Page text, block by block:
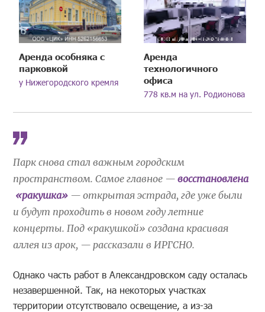
Аренда особняка с
парковкой
у Нижегородского кремля
Аренда
технологичного
офиса
778 кв.м на ул. Родионова
Парк снова стал важным городским
пространством. Самое главное —восстановлена
«ракушка» — открытая эстрада, где уже были
и будут проходить в новом году летние
концерты. Под «ракушкой» создана красивая
аллея из арок, — рассказали в ИРГСНО.
Однако часть работ в Александровском саду осталась
незавершенной. Так, на некоторых участках
территории отсутствовало освещение, а из-за